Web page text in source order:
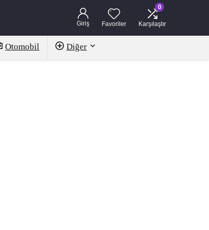
Giriş Favoriler
0
Karşılaştır
Otomobil Diğer